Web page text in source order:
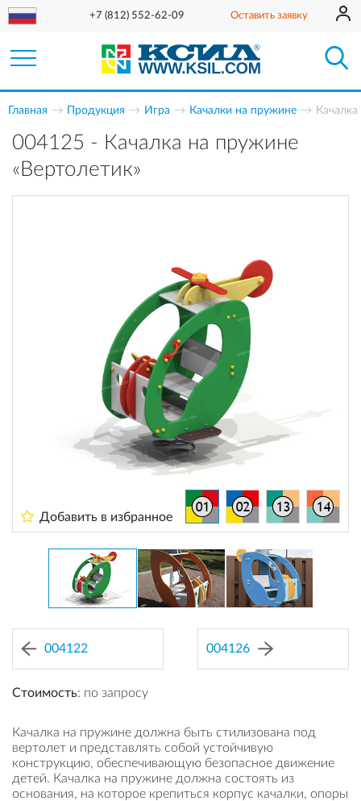
+7 (812) 552-62-09 Оставить заявку
Главная Продукция Игра Качалки на пружине
004125 - Качалка на пружине
«Вертолетик»
Добавить в избранное
004122 004126
Стоимость: по запросу
Качалка на пружине должна быть стилизована под
вертолет и представлять собой устойчивую
конструкцию, обеспечивающую безопасное движение
детей. Качалка на пружине должна состоять из
основания, на которое крепиться корпус качалки, опоры